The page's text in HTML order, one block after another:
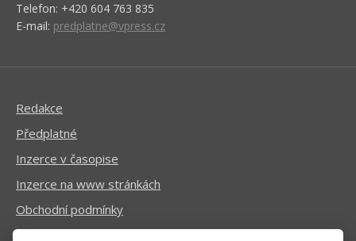
Telefon: +420 604 763 835
E-mail: predplatne@vpress.cz
Redakce
Předplatné
Inzerce v časopise
Inzerce na www stránkách
Obchodní podmínky
Ochrana osobních údajů